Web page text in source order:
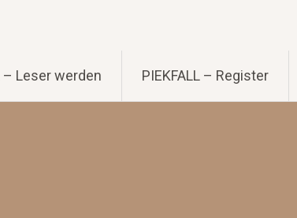
– Leser werden PIEKFALL – Register